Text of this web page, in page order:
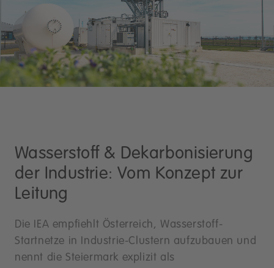
Wasserstoff & Dekarbonisierung
der Industrie: Vom Konzept zur
Leitung
Die IEA empfiehlt Österreich, Wasserstoff-
Startnetze in Industrie-Clustern aufzubauen und
nennt die Steiermark explizit als